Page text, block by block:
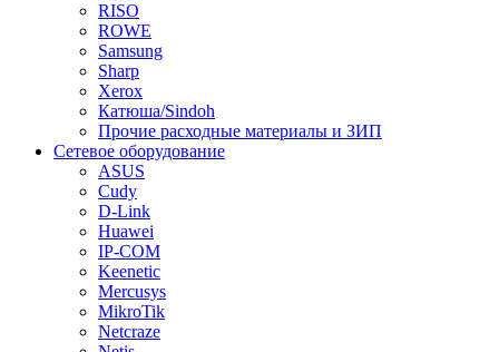
RISO
ROWE
Samsung
Sharp
Xerox
Катюша/Sindoh
Прочие расходные материалы и ЗИП
Сетевое оборудование
ASUS
Cudy
D-Link
Huawei
IP-COM
Keenetic
Mercusys
MikroTik
Netcraze